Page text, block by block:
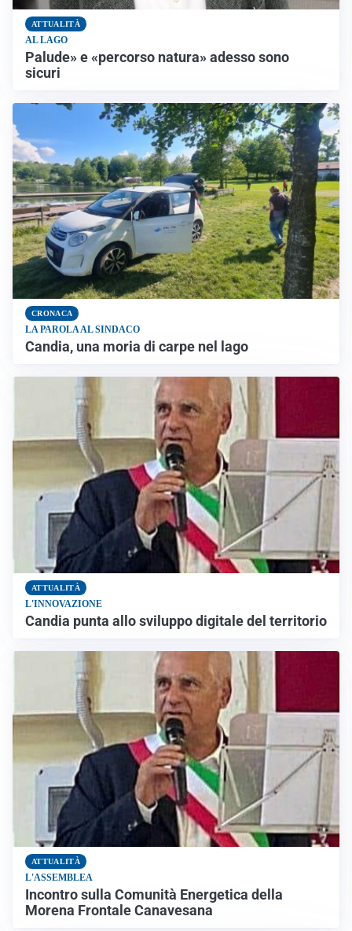
ATTUALITÀ
AL LAGO
Palude» e «percorso natura» adesso sono
sicuri
CRONACA
LA PAROLA AL SINDACO
Candia, una moria di carpe nel lago
ATTUALITÀ
L'INNOVAZIONE
Candia punta allo sviluppo digitale del territorio
ATTUALITÀ
L'ASSEMBLEA
Incontro sulla Comunità Energetica della
Morena Frontale Canavesana